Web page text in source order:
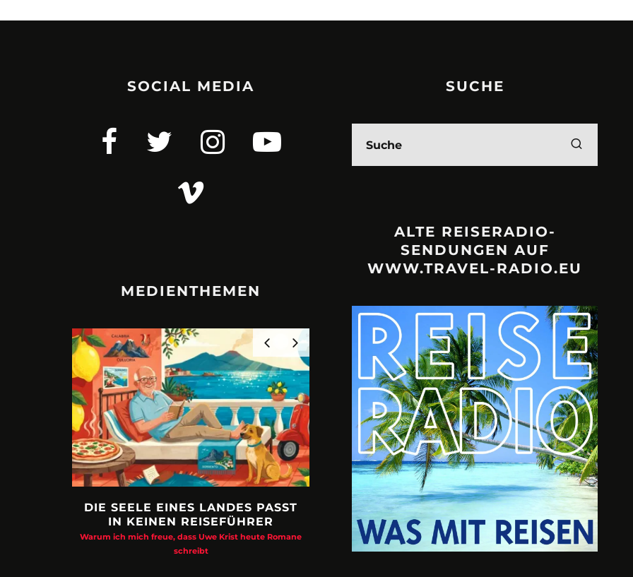
SOCIAL MEDIA
MEDIENTHEMEN
DIE SEELE EINES LANDES PASST
IN KEINEN REISEFÜHRER
Warum ich mich freue, dass Uwe Krist heute Romane
schreibt
URLAUBSFRUST – IST REISEN
KAPUTT?
Philipp Laage „Travel is broken“ - Wege aus der
Urlaubsfalle
A3M –
Mit Krisen-
SUCHE
ALTE REISERADIO-
SENDUNGEN AUF
WWW.TRAVEL-RADIO.EU